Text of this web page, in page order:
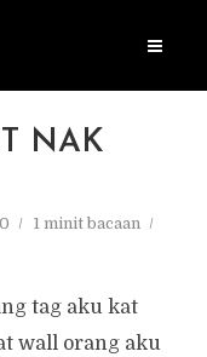
NAK
1 minit bacaan
tag aku kat
wall orang aku